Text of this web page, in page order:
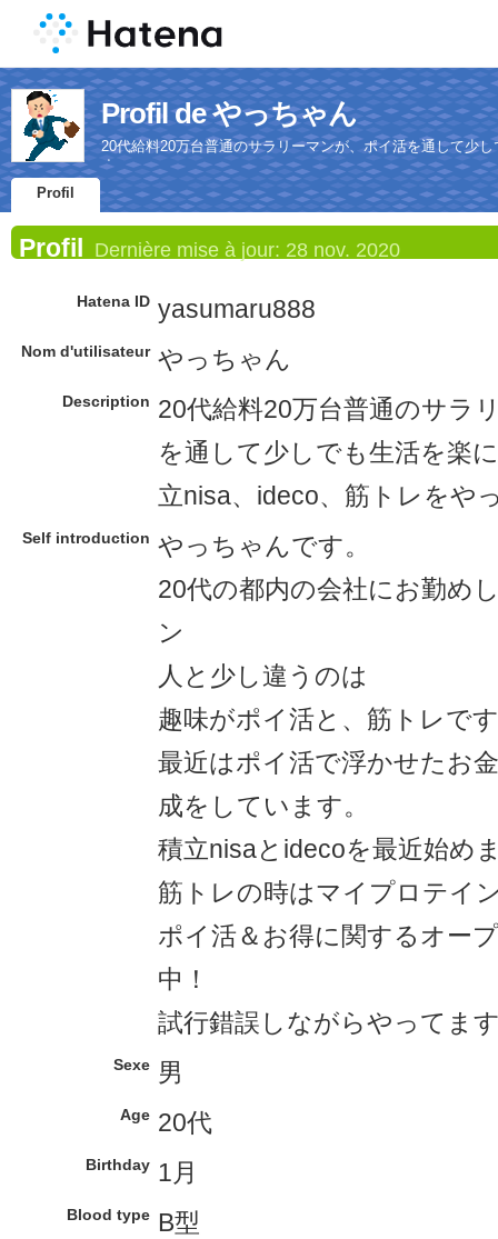
Profil de やっちゃん
20代給料20万台普通のサラリーマンが、ポイ活を通して少
す。
Profil
Profil Dernière mise à jour: 28 nov. 2020
Hatena ID yasumaru888
Nom d'utilisateur やっちゃん
Description 20代給料20万台普通のサラ
を通して少しでも生活を楽
立nisa、ideco、筋トレをや
Self introduction やっちゃんです。
20代の都内の会社にお勤め
ン
人と少し違うのは
趣味がポイ活と、筋トレで
最近はポイ活で浮かせたお
成をしています。
積立nisaとidecoを最近始め
筋トレの時はマイプロテイ
ポイ活＆お得に関するオー
中！
試行錯誤しながらやってま
Sexe 男
Age 20代
Birthday 1月
Blood type B型